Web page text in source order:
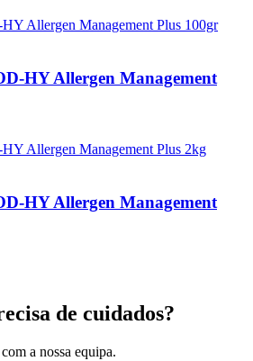
HY Allergen Management
HY Allergen Management
de cuidados?
a nossa equipa.